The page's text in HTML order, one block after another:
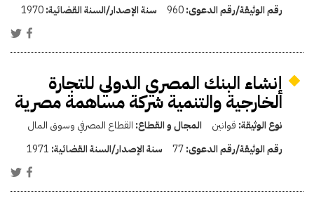
رقم الوثيقة/رقم الدعوى:960 سنة الإصدار/السنة القضائية:1970
إنشاء البنك المصري الدولي للتجارة
الخارجية والتنمية شركة مساهمة مصرية
نوع الوثيقة: قوانين المجال و القطاع: القطاع المصرفي وسوق المال
رقم الوثيقة/رقم الدعوى:77 سنة الإصدار/السنة القضائية: 1971